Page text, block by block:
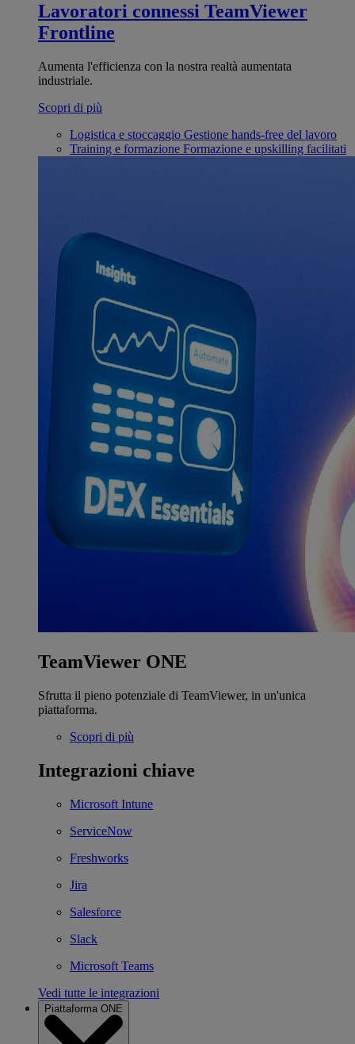
Lavoratori connessi TeamViewer
Frontline
Aumenta l'efficienza con la nostra realtà aumentata
industriale.
Scopri di più
Logistica e stoccaggio Gestione hands-free del lavoro
Training e formazione Formazione e upskilling facilitati
TeamViewer ONE
Sfrutta il pieno potenziale di TeamViewer, in un'unica
piattaforma.
Scopri di più
Integrazioni chiave
Microsoft Intune
ServiceNow
Freshworks
Jira
Salesforce
Slack
Microsoft Teams
Vedi tutte le integrazioni
Piattaforma ONE